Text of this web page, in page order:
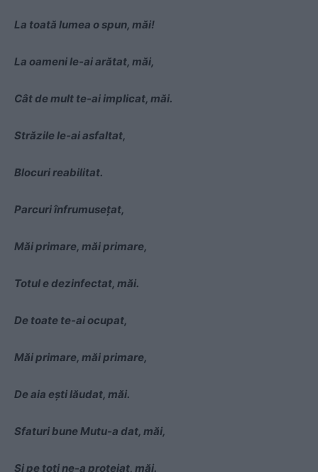
La toată lumea o spun, măi!
La oameni le-ai arătat, măi,
Cât de mult te-ai implicat, măi.
Străzile le-ai asfaltat,
Blocuri reabilitat.
Parcuri înfrumuseţat,
Măi primare, măi primare,
Totul e dezinfectat, măi.
De toate te-ai ocupat,
Măi primare, măi primare,
De aia eşti lăudat, măi.
Sfaturi bune Mutu-a dat, măi,
Și pe toţi ne-a protejat, măi.